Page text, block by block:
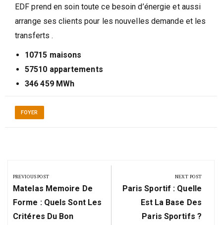
EDF prend en soin toute ce besoin d’énergie et aussi
arrange ses clients pour les nouvelles demande et les
transferts .
10715 maisons
57510 appartements
346 459 MWh
FOYER
de
l’article
PREVIOUS POST
Previous
Post:
Matelas Memoire De
Forme : Quels Sont Les
Critéres Du Bon
NEXT POST
Next
Post:
Paris Sportif : Quelle
Est La Base Des
Paris Sportifs ?